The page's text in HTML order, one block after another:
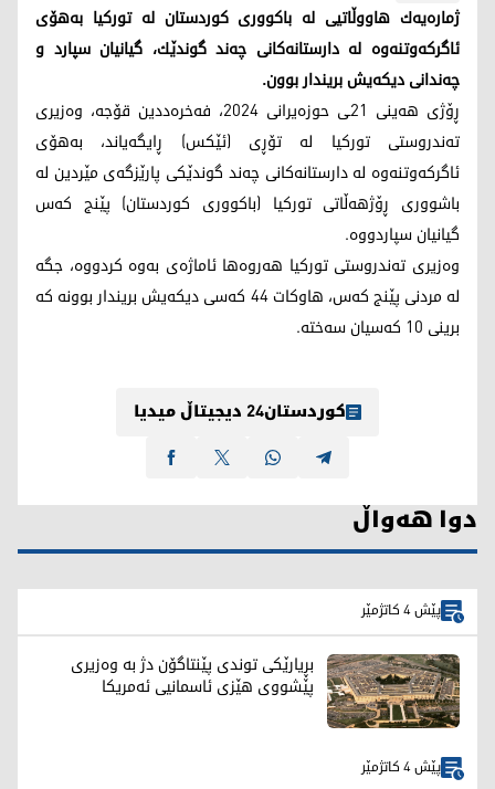
ژماره‌یه‌ك هاووڵاتیی له‌ باكووری كوردستان له‌ توركیا به‌هۆی
ئاگركه‌وتنه‌وه‌ له‌ دارستانه‌كانی چه‌ند گوندێك، گیانیان سپارد و
چه‌ندانی دیكه‌یش بریندار بوون.
ڕۆژی هه‌ینی 21ـی حوزه‌یرانی 2024، فه‌خره‌ددین قۆجه‌، وه‌زیری
ته‌ندروستی توركیا له‌ تۆڕی (ئێكس) ڕایگه‌یاند، به‌هۆی
ئاگركه‌وتنه‌وه‌ له‌ دارستانه‌كانی چه‌ند گوندێكی پارێزگه‌ی مێردین له‌
باشووری ڕۆژهه‌ڵاتی توركیا (باكووری كوردستان) پێنج كه‌س
گیانیان سپاردووه‌.
وه‌زیری ته‌ندروستی توركیا هه‌روه‌ها ئاماژه‌ی به‌وه‌ كردووه‌، جگه‌
له‌ مردنی پێنج كه‌س، هاوكات 44 كه‌سی دیكه‌یش بریندار بوونه‌ كه‌
برینی 10 كه‌سیان سه‌خته‌.
کوردستان24 دیجیتاڵ میدیا
دوا هەواڵ
پێش 4 کاتژمێر
بڕیارێکی توندی پێنتاگۆن دژ بە وەزیری
پێشووی هێزی ئاسمانیی ئەمریکا
پێش 4 کاتژمێر